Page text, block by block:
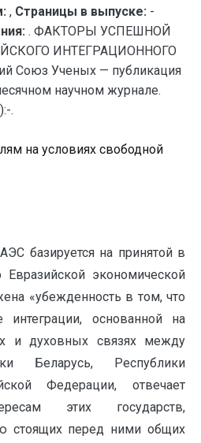
, Страницы в выпуске: -
. ФАКТОРЫ УСПЕШНОЙ
ИНТЕГРАЦИОННОГО
Союз Ученых — публикация
научном журнале.
.
на условиях свободной
базируется на принятой в
экономической
«убежденность в том, что
интеграции, основанной на
и духовных связях между
Беларусь, Республики
Федерации, отвечает
этих государств,
стоящих перед ними общих